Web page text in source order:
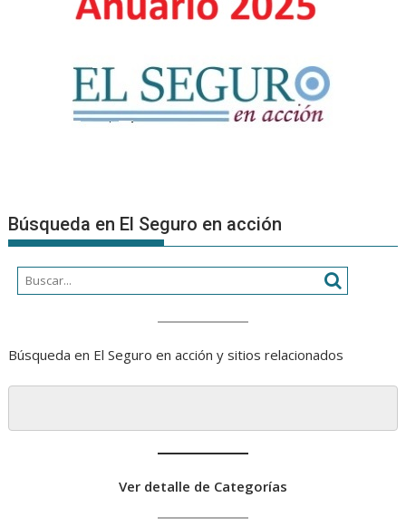
Búsqueda en El Seguro en acción
Búsqueda en El Seguro en acción y sitios relacionados
Ver detalle de Categorías